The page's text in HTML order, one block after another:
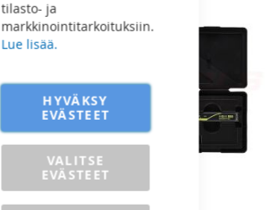
tilasto- ja
markkinointitarkoituksiin.
Lue lisää.
HYVÄKSY
EVÄSTEET
VALITSE
EVÄSTEET